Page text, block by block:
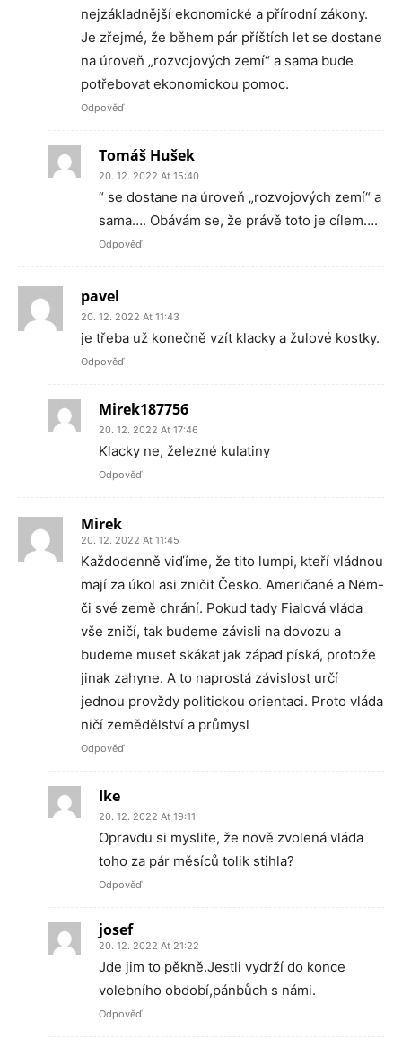
nejzákladnější ekonomické a přírodní zákony.
Je zřejmé, že během pár příštích let se dostane
na úroveň „rozvojových zemí“ a sama bude
potřebovat ekonomickou pomoc.
Odpověď
Tomáš Hušek
20. 12. 2022 At 15:40
“ se dostane na úroveň „rozvojových zemí“ a
sama…. Obávám se, že právě toto je cílem….
Odpověď
pavel
20. 12. 2022 At 11:43
je třeba už konečně vzít klacky a žulové kostky.
Odpověď
Mirek187756
20. 12. 2022 At 17:46
Klacky ne, železné kulatiny
Odpověď
Mirek
20. 12. 2022 At 11:45
Každodenně viďíme, že tito lumpi, kteří vládnou
mají za úkol asi zničit Česko. Američané a Nėm-
či své země chrání. Pokud tady Fialová vláda
vše zničí, tak budeme závisli na dovozu a
budeme muset skákat jak západ píská, protože
jinak zahyne. A to naprostá závislost určí
jednou provždy politickou orientaci. Proto vláda
ničí zemědělství a průmysl
Odpověď
Ike
20. 12. 2022 At 19:11
Opravdu si myslite, že nově zvolená vláda
toho za pár měsíců tolik stihla?
Odpověď
josef
20. 12. 2022 At 21:22
Jde jim to pěkně.Jestli vydrží do konce
volebního období,pánbůch s námi.
Odpověď